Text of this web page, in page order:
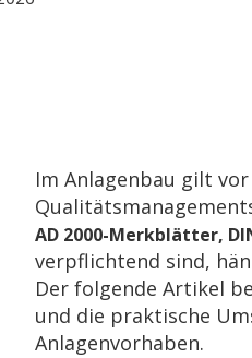
Im Anlagenbau gilt
AD 2000-Merkblätter,
verpflichtend sind,
Der folgende Artikel
und die praktische
Anlagenvorhaben.